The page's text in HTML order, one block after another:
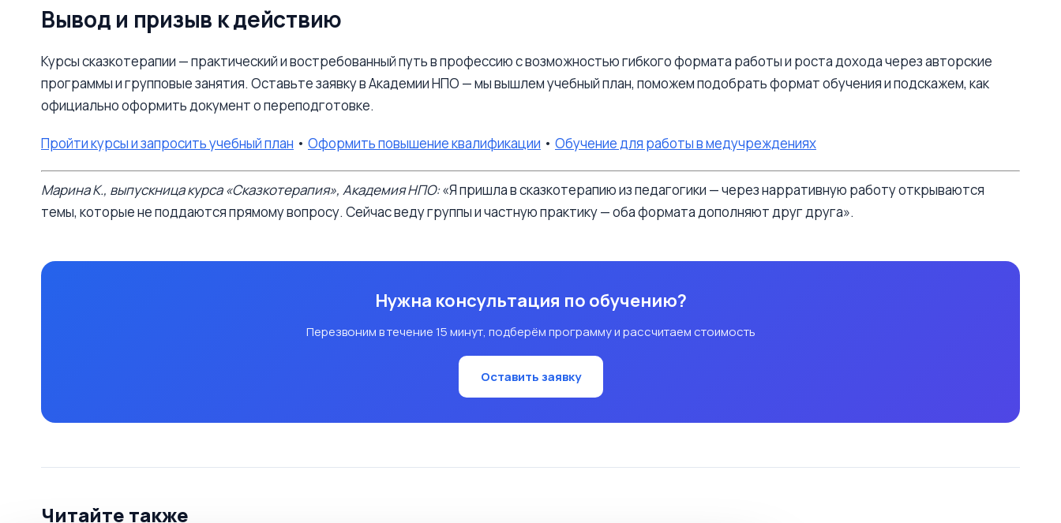
Вывод и призыв к действию
Курсы сказкотерапии — практический и востребованный путь в профессию с возможностью гибкого формата работы и роста дохода через авторские
программы и групповые занятия. Оставьте заявку в Академии НПО — мы вышлем учебный план, поможем подобрать формат обучения и подскажем, как
официально оформить документ о переподготовке.
Пройти курсы и запросить учебный план • Оформить повышение квалификации • Обучение для работы в медучреждениях
Марина К., выпускница курса «Сказкотерапия», Академия НПО:«Я пришла в сказкотерапию из педагогики — через нарративную работу открываются
темы, которые не поддаются прямому вопросу. Сейчас веду группы и частную практику — оба формата дополняют друг друга».
Нужна консультация по обучению?
Перезвоним в течение 15 минут, подберём программу и рассчитаем стоимость
Оставить заявку
Читайте также